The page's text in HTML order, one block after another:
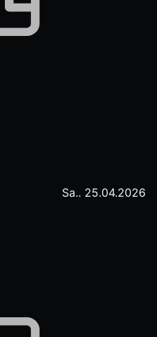
Sa.. 25.04.2026